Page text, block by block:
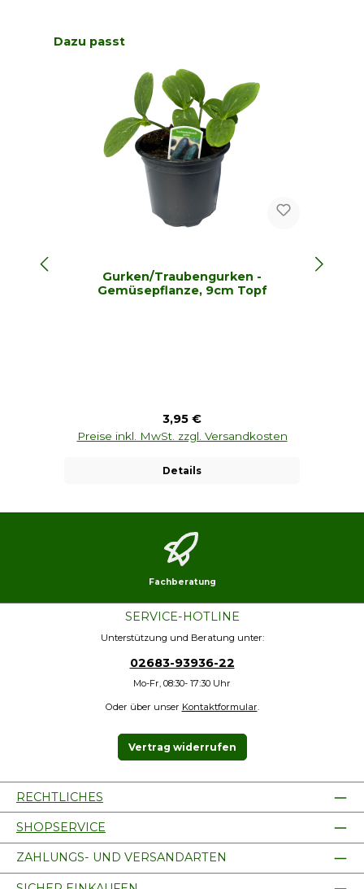
Produktgalerie überspringen
Dazu passt
Gurken/Traubengurken -
Gemüsepflanze, 9cm Topf
Regulärer Preis:
3,95 €
Preise inkl. MwSt. zzgl. Versandkosten
Details
Fachberatung
SERVICE-HOTLINE
Unterstützung und Beratung unter:
02683-93936-22
Mo-Fr, 08:30- 17:30 Uhr
Oder über unser Kontaktformular.
Vertrag widerrufen
RECHTLICHES
SHOPSERVICE
ZAHLUNGS- UND VERSANDARTEN